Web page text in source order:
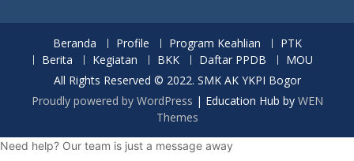
Beranda Profile Program Keahlian
PTK
Berita
Kegiatan BKK Daftar PPDB
MOU
All Rights Reserved © 2022. SMK AK YKPI Bogor
Proudly powered by WordPress | Education Hub by WEN
Themes
Need help? Our team is just a message away